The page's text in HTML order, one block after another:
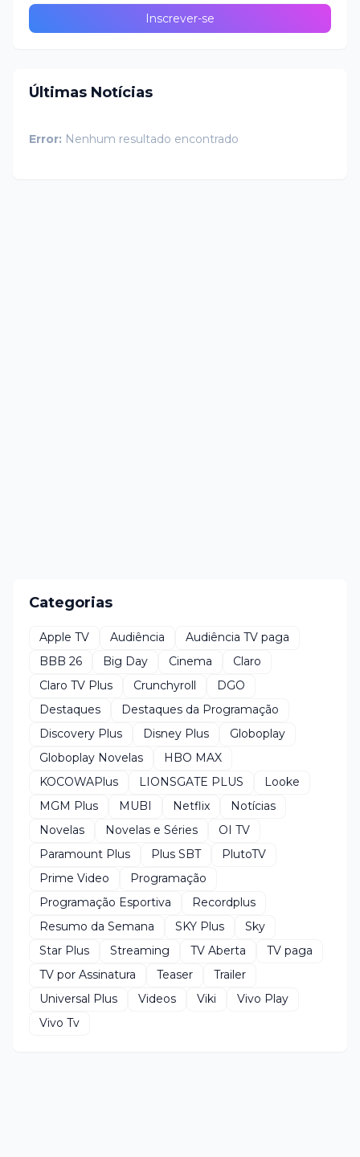
Últimas Notícias
Error: Nenhum resultado encontrado
Categorias
Apple TV Audiência
Audiência TV paga
BBB 26
Big Day Cinema
Claro
Claro TV Plus
Crunchyroll
DGO
Destaques
Destaques da Programação
Discovery Plus
Disney Plus
Globoplay
Globoplay Novelas
HBO MAX
KOCOWAPlus
LIONSGATE PLUS
Looke
MGM Plus
MUBI Netflix
Notícias
Novelas
Novelas e Séries
OI TV
Paramount Plus
Plus SBT
PlutoTV
Prime Video
Programação
Programação Esportiva
Recordplus
Resumo da Semana
SKY Plus
Sky
Star Plus
Streaming TV Aberta
TV paga
TV por Assinatura
Teaser
Trailer
Universal Plus
Videos Viki
Vivo Play
Vivo Tv